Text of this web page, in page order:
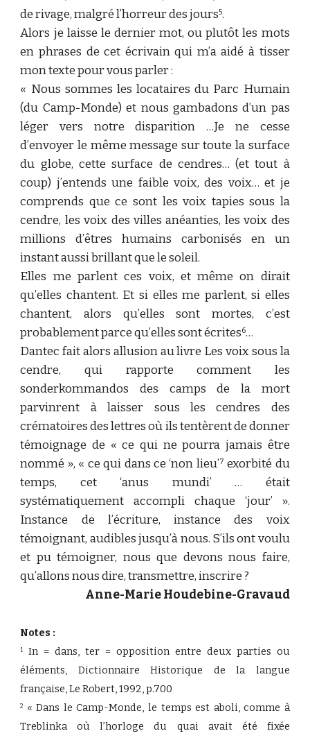
de rivage, malgré l’horreur des jours5.
Alors je laisse le dernier mot, ou plutôt les mots
en phrases de cet écrivain qui m’a aidé à tisser
mon texte pour vous parler :
« Nous sommes les locataires du Parc Humain
(du Camp-Monde) et nous gambadons d’un pas
léger vers notre disparition …Je ne cesse
d’envoyer le même message sur toute la surface
du globe, cette surface de cendres… (et tout à
coup) j’entends une faible voix, des voix… et je
comprends que ce sont les voix tapies sous la
cendre, les voix des villes anéanties, les voix des
millions d’êtres humains carbonisés en un
instant aussi brillant que le soleil.
Elles me parlent ces voix, et même on dirait
qu’elles chantent. Et si elles me parlent, si elles
chantent, alors qu’elles sont mortes, c’est
probablement parce qu’elles sont écrites6…
Dantec fait alors allusion au livre Les voix sous la
cendre, qui rapporte comment les
sonderkommandos des camps de la mort
parvinrent à laisser sous les cendres des
crématoires des lettres où ils tentèrent de donner
témoignage de « ce qui ne pourra jamais être
nommé », « ce qui dans ce ‘non lieu’7 exorbité du
temps, cet ‘anus mundi’ … était
systématiquement accompli chaque ‘jour’ ».
Instance de l’écriture, instance des voix
témoignant, audibles jusqu’à nous. S’ils ont voulu
et pu témoigner, nous que devons nous faire,
qu’allons nous dire, transmettre, inscrire ?
Anne-Marie Houdebine-Gravaud
Notes :
1
In = dans, ter = opposition entre deux parties ou
éléments, Dictionnaire Historique de la langue
française, Le Robert, 1992, p.700
2
« Dans le Camp-Monde, le temps est aboli, comme à
Treblinka où l’horloge du quai avait été fixée